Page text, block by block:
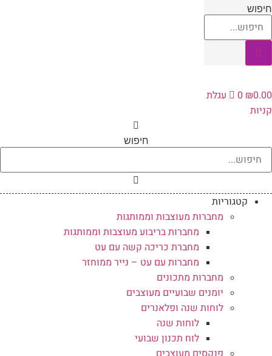
₪
0
עגלת
חיפוש
קטגוריות
מחברות מעוצבות וממותגות
מחברות בריבוע מעוצבות וממותגות
מחברת כריכה קשה עם עט
מחברות עם עט – נייר ממוחזר
מחברות מתכונים
יומנים שבועיים מעוצבים
לוחות שנה ופלאנרים
לוחות שנה
לוח תכנון שבועי